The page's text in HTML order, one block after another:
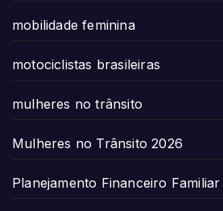
mobilidade feminina
motociclistas brasileiras
mulheres no trânsito
Mulheres no Trânsito 2026
Planejamento Financeiro Familiar